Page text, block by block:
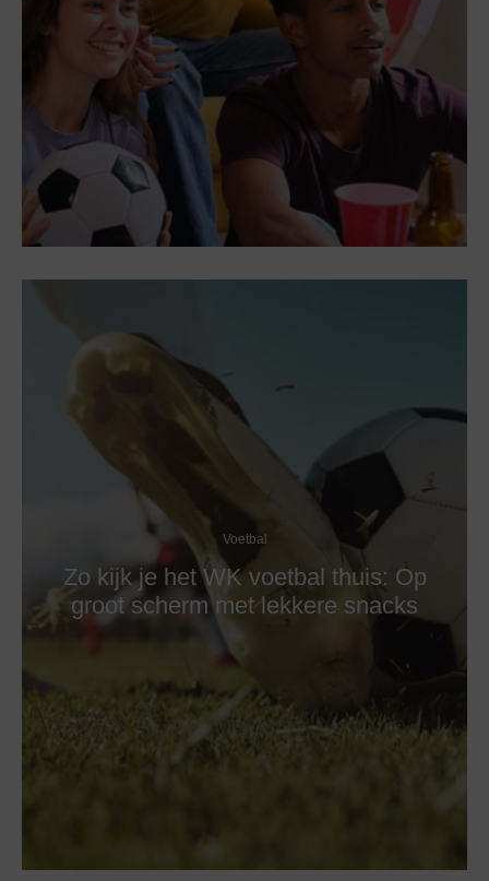
Voetbal
Zo kijk je het WK voetbal thuis: Op
groot scherm met lekkere snacks